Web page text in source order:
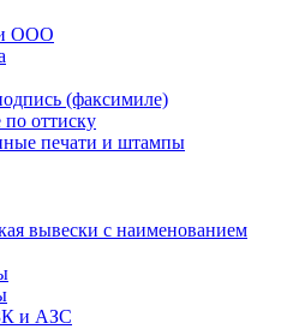
ООО
(факсимиле)
по оттиску
печати и штампы
вывески с наименованием
и АЗС